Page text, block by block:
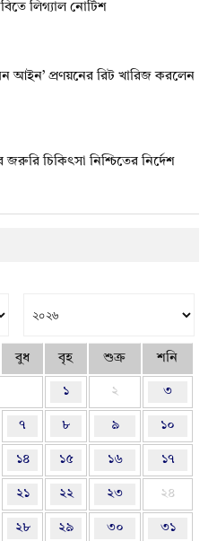
লিগ্যাল নোটিশ
আইন’ প্রণয়নের রিট খারিজ করলেন
চিকিৎসা নিশ্চিতের নির্দেশ
বুধ বৃহ শুক্র শনি
১ ২ ৩
৭ ৮ ৯ ১০
১৪ ১৫ ১৬ ১৭
২১ ২২ ২৩ ২৪
২৮ ২৯ ৩০ ৩১